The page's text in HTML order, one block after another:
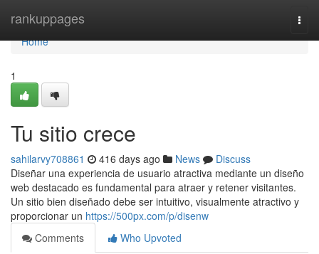
rankuppages
Home
Home
1
Tu sitio crece
sahilarvy708861 416 days ago News
Discuss
Diseñar una experiencia de usuario atractiva mediante un diseño
web destacado es fundamental para atraer y retener visitantes.
Un sitio bien diseñado debe ser intuitivo, visualmente atractivo y
proporcionar un https://500px.com/p/disenw
Comments
Who Upvoted